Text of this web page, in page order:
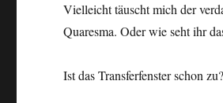
Vielleicht täuscht mich der
Quaresma. Oder wie seht ihr
Ist das Transferfenster schon